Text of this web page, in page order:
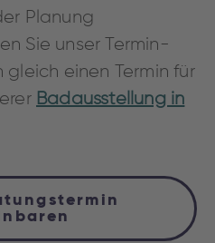
Planung
Sie unser Termin-
gleich einen Termin für
Badausstellung in